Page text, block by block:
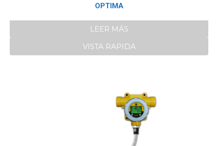
OPTIMA
LEER MÁS
VISTA RAPIDA